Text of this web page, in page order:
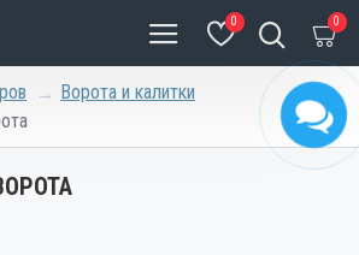
0 0
Ворота и калитки